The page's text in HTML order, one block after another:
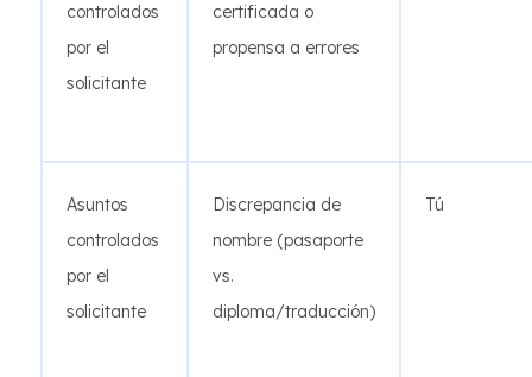
controlados
por el
solicitante
certificada o
propensa a errores
Asuntos
controlados
por el
solicitante
Discrepancia de
nombre (pasaporte
vs.
diploma/traducción)
Tú